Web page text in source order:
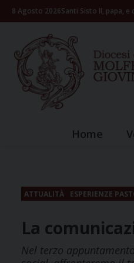
Skip8 Agosto 2026Santi Sisto II, papa,
Home
ATTUALITÀ ESPERIENZE
La
Nel terzo